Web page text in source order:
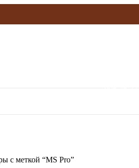
с меткой “MS Pro”